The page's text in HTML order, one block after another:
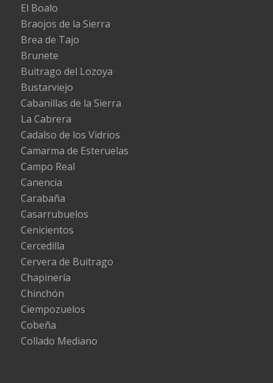
El Boalo
Braojos de la Sierra
Brea de Tajo
Brunete
Buitrago del Lozoya
Bustarviejo
Cabanillas de la Sierra
La Cabrera
Cadalso de los Vidrios
Camarma de Esteruelas
Campo Real
Canencia
Carabaña
Casarrubuelos
Cenicientos
Cercedilla
Cervera de Buitrago
Chapinería
Chinchón
Ciempozuelos
Cobeña
Collado Mediano